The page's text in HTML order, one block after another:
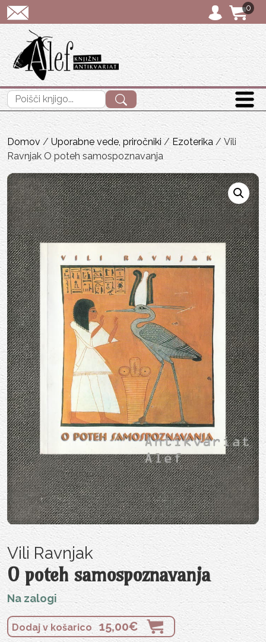
POŠTNINA: 0
Išči:
Domov / Uporabne vede, priročniki /Ezoterika / Vili
Ravnjak O poteh samospoznavanja
Vili Ravnjak
O poteh samospoznavanja
Na zalogi
Dodaj v košarico 15,00€